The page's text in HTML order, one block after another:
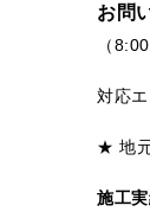
お問
（
対応
★ 地
施工